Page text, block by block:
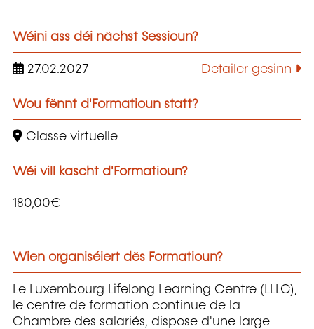
Wéini ass déi nächst Sessioun?
27.02.2027 Detailer gesinn
Wou fënnt d'Formatioun statt?
Classe virtuelle
Wéi vill kascht d'Formatioun?
180,00€
Wien organiséiert dës Formatioun?
Le Luxembourg Lifelong Learning Centre (LLLC),
le centre de formation continue de la
Chambre des salariés, dispose d'une large